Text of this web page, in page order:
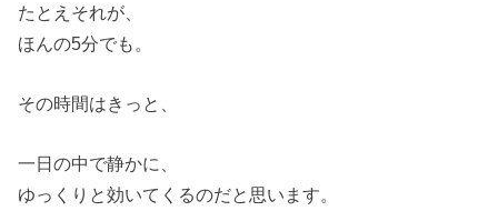
たとえそれが、
ほんの5分でも。
その時間はきっと、
一日の中で静かに、
ゆっくりと効いてくるのだと思います。